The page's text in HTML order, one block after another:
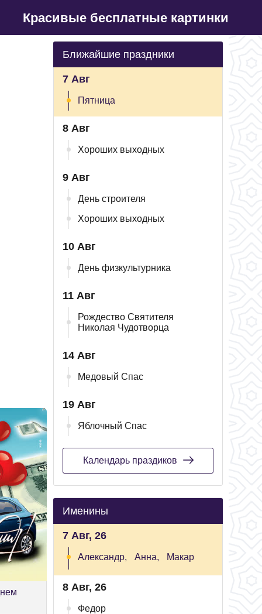
Красивые бесплатные картинки
Ближайшие праздники
7 Авг
Пятница
8 Авг
Хороших выходных
9 Авг
День строителя
Хороших выходных
10 Авг
День физкультурника
11 Авг
Рождество Святителя
Николая Чудотворца
14 Авг
Медовый Спас
19 Авг
Яблочный Спас
Календарь праздиков
Именины
7 Авг, 26
Александр, Анна, Макар
8 Авг, 26
Федор